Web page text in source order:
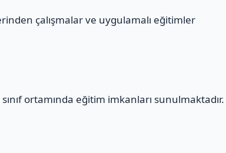
çalışmalar ve uygulamalı eğitimler
ortamında eğitim imkanları sunulmaktadır.